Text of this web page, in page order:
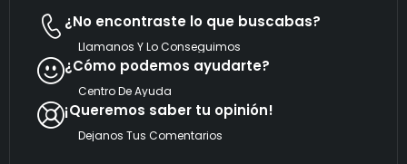
¿No encontraste lo que buscabas?
Llamanos Y Lo Conseguimos
¿Cómo podemos ayudarte?
Centro De Ayuda
¡Queremos saber tu opinión!
Dejanos Tus Comentarios